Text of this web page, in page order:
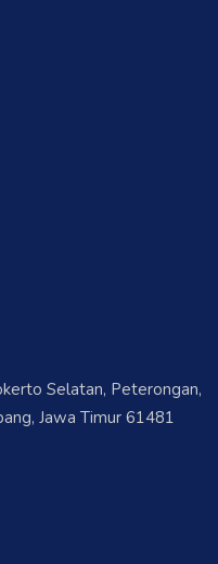
Selatan, Peterongan,
Jawa Timur 61481